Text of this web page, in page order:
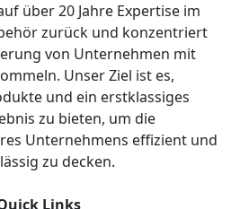
über 20 Jahre Expertise im
zurück und konzentriert
von Unternehmen mit
Unser Ziel ist es,
und ein erstklassiges
zu bieten, um die
Unternehmens effizient und
zu decken.
Links